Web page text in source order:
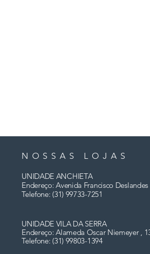
NOSSAS LOJAS
UNIDADE ANCHIETA
Endereço: Avenida Francisco Deslandes
Telefone: (31) 99733-7251
UNIDADE VILA DA SERRA
Endereço: Alameda Oscar Niemeyer ,
Telefone: (31) 99803-1394